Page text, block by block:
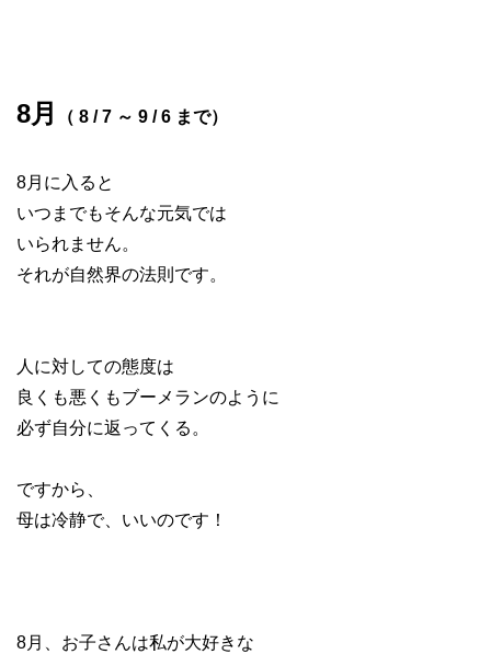
8月 （ 8 / 7 ～ 9 / 6 まで）
8月に入ると
いつまでもそんな元気では
いられません。
それが自然界の法則です。
人に対しての態度は
良くも悪くもブーメランのように
必ず自分に返ってくる。
ですから、
母は冷静で、いいのです！
8月、お子さんは私が大好きな